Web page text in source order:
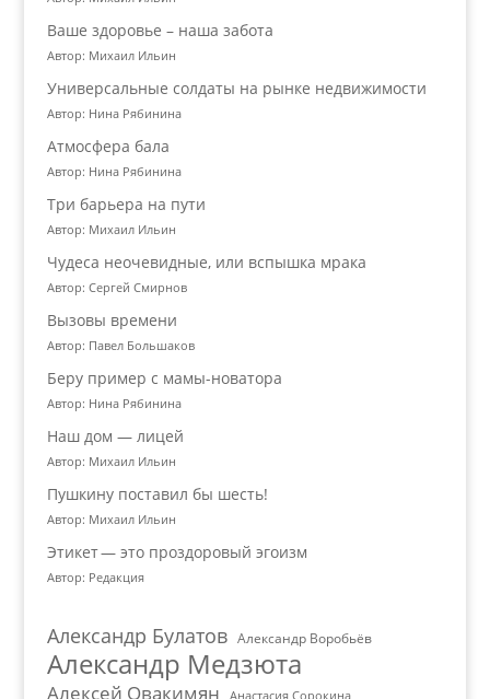
Ваше здоровье – наша забота
Автор: Михаил Ильин
Универсальные солдаты на рынке недвижимости
Автор: Нина Рябинина
Атмосфера бала
Автор: Нина Рябинина
Три барьера на пути
Автор: Михаил Ильин
Чудеса неочевидные, или вспышка мрака
Автор: Сергей Смирнов
Вызовы времени
Автор: Павел Большаков
Беру пример с мамы-новатора
Автор: Нина Рябинина
Наш дом — лицей
Автор: Михаил Ильин
Пушкину поставил бы шесть!
Автор: Михаил Ильин
Этикет — это проздоровый эгоизм
Автор: Редакция
Александр Булатов Александр Воробьёв
Александр Медзюта
Алексей Овакимян Анастасия Сорокина